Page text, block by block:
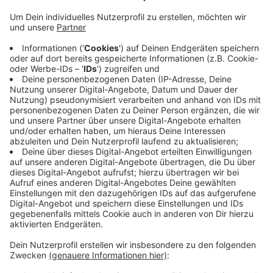
transparenter und bittet Mieter und Vermieter um
Mithilfe. Wie hoch sind die Durchschnitts-Mieten und
was verlangen Vermieter bei der Neuvermietung? Die
Klärung dieser Fragen soll helfen, die Wohnsituation in
Osnabrück realistisch abzubilden, um Streit vor Gericht
zu vermieden. Die online Umfrage zum Mietpreis-
Spiegel dauert rund 5 Minuten und hier ist der link:
www.osnabrueck.de/umfragen
Anzeige